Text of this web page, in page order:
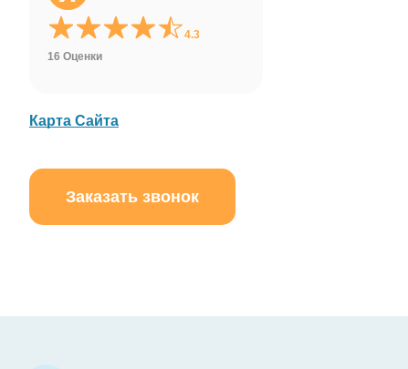
4.3
16 Оценки
Карта Сайта
Заказать звонок
WhatsApp